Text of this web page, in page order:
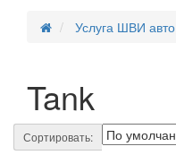
Услуга ШВИ авто
Tank
Сортировать: